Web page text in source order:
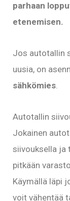
parhaan
etenemisen.
Jos autotallin
uusia, on
sähkömies.
Autotallin
Jokainen
siivouksella ja
pitkään
Käymällä läpi
voit vähentää